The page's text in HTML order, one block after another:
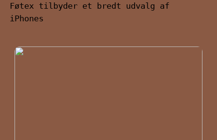
Føtex tilbyder et bredt udvalg af
iPhones